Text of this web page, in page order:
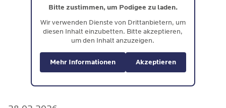
Bitte zustimmen, um Podigee zu laden.
Wir verwenden Dienste von Drittanbietern, um
diesen Inhalt einzubetten. Bitte akzeptieren,
um den Inhalt anzuzeigen.
Mehr Informationen Akzeptieren